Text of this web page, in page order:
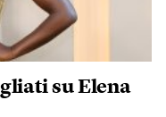
su Elena